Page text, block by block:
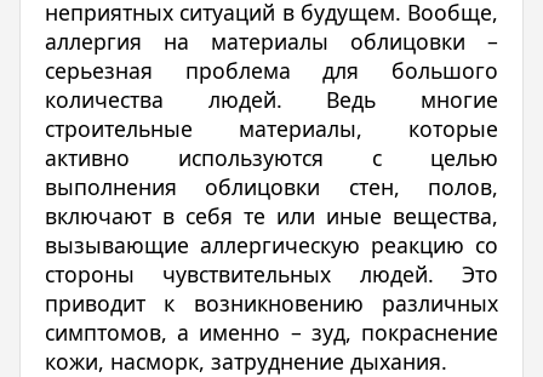
неприятных ситуаций в будущем. Вообще,
аллергия на материалы облицовки –
серьезная проблема для большого
количества людей. Ведь многие
строительные материалы, которые
активно используются с целью
выполнения облицовки стен, полов,
включают в себя те или иные вещества,
вызывающие аллергическую реакцию со
стороны чувствительных людей. Это
приводит к возникновению различных
симптомов, а именно – зуд, покраснение
кожи, насморк, затруднение дыхания.